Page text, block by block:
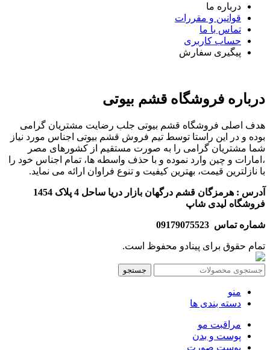
درباره ما
قوانین و مقررات
تماس با ما
حساب کاربری
پیگیری سفارش
درباره فروشگاه قشم بیوتی
هدف اصلی فروشگاه قشم بیوتی جلب رضایت مشتریان گرامی
بوده و در این راستا توسط تیم فروش قشم بیوتی اجناس مورد نیاز
شما مشتریان گرامی را به صورت مستقیم از کشورهای مصر
،امارات و چین وارد نموده و با حذف واسطه ها، تمام اجناس خود را
با نازلترین قیمت، بهترین کیفیت و تنوع فراوان ارائه می نماید.
آدرس : هرمزگان قشم درگهان بازار دریا ساحل 4 پلاک 1454
فروشگاه لیدی شاپ
شماره تماس 09179075523
تمام حقوق برای پینادو محفوظ است.
جستجو
منو
دسته بندی ها
مراقبت مو
پوست و بدن
پوست صورت